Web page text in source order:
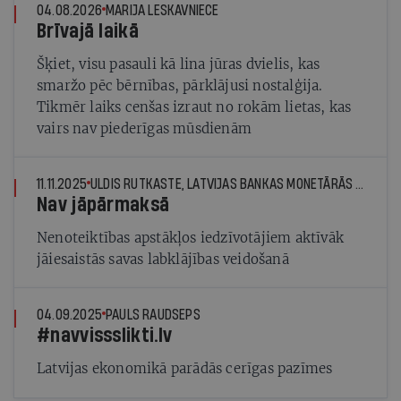
04.08.2026 MARIJA LESKAVNIECE
Brīvajā laikā
Šķiet, visu pasauli kā lina jūras dvielis, kas
smaržo pēc bērnības, pārklājusi nostalģija.
Tikmēr laiks cenšas izraut no rokām lietas, kas
vairs nav piederīgas mūsdienām
11.11.2025 ULDIS RUTKASTE, LATVIJAS BANKAS MONETĀRĀS POLITIKAS PĀRVALDES VADĪTĀJS
Nav jāpārmaksā
Nenoteiktības apstākļos iedzīvotājiem aktīvāk
jāiesaistās savas labklājības veidošanā
04.09.2025 PAULS RAUDSEPS
#navvissslikti.lv
Latvijas ekonomikā parādās cerīgas pazīmes